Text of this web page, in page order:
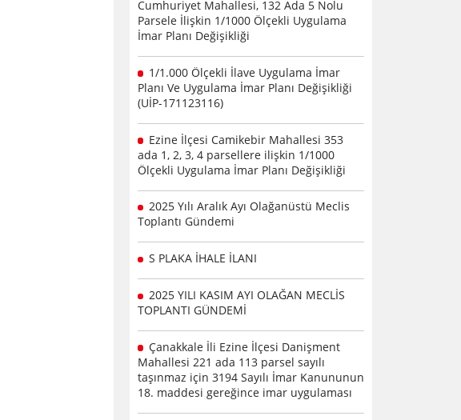
Cumhuriyet Mahallesi, 132 Ada 5 Nolu
Parsele İlişkin 1/1000 Ölçekli Uygulama
İmar Planı Değişikliği
1/1.000 Ölçekli İlave Uygulama İmar
Planı Ve Uygulama İmar Planı Değişikliği
(UİP-171123116)
Ezine İlçesi Camikebir Mahallesi 353
ada 1, 2, 3, 4 parsellere ilişkin 1/1000
Ölçekli Uygulama İmar Planı Değişikliği
2025 Yılı Aralık Ayı Olağanüstü Meclis
Toplantı Gündemi
S PLAKA İHALE İLANI
2025 YILI KASIM AYI OLAĞAN MECLİS
TOPLANTI GÜNDEMİ
Çanakkale İli Ezine İlçesi Danişment
Mahallesi 221 ada 113 parsel sayılı
taşınmaz için 3194 Sayılı İmar Kanununun
18. maddesi gereğince imar uygulaması